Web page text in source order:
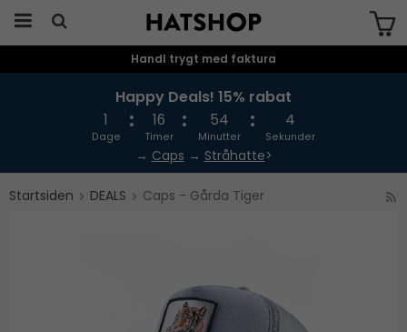
Produktet er blevet tilføjet til din
Handl trygt med faktura
Happy Deals! 15% rabat
1
Dage
16
Timer
54
Minutter
4
Sekunder
→ Caps → Stråhatte>
Startsiden DEALS Caps - Gårda Tiger